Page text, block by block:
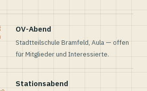
OV-Abend
Stadtteilschule Bramfeld, Aula — offen
für Mitglieder und Interessierte.
Stationsabend